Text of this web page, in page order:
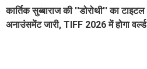
कार्तिक सुब्बाराज की ''डोरोथी'' का टाइटल
अनाउंसमेंट जारी, TIFF 2026 में होगा वर्ल्ड